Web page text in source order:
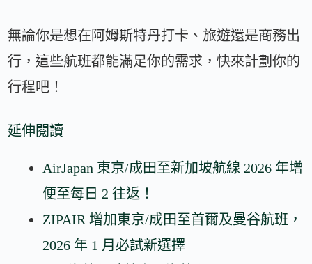
無論你是想在阿姆斯特丹打卡、旅遊還是商務出
行，這些航班都能滿足你的需求，快來計劃你的
行程吧！
延伸閱讀
AirJapan 東京/成田至新加坡航線 2026 年增
便至每日 2 往返！
ZIPAIR 增加東京/成田至首爾及曼谷航班，
2026 年 1 月必試新選擇